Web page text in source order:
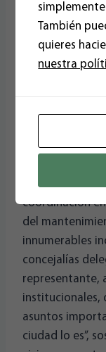
Por otra parte,
presenta por
alude a la
información,
medio sean
Para
ejercer
coordinación
del
innumerables
concejalías
representante,
institucionales,
asuntos
ciudad lo es”,
También
quieres
nuestra